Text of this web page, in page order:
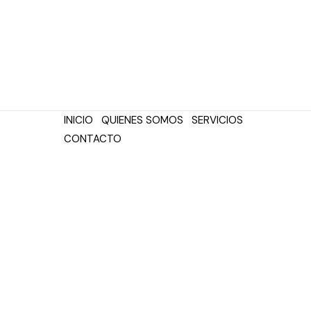
INICIO QUIENES SOMOS
SERVICIOS
CONTACTO